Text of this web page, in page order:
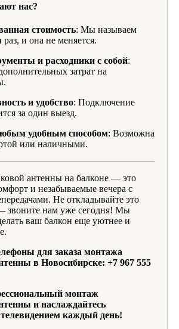
нас?
стоимость: Мы называем
и она не меняется.
и расходники с собой:
затрат на
и удобство: Подключение
за один выезд.
удобным способом: Возможна
или наличными.
антенны на балконе — это
и незабываемые вечера с
Не откладывайте это
звоните нам уже сегодня! Мы
ваш балкон еще уютнее и
для заказа монтажа
в Новосибирске: +7 967 555
монтаж
и наслаждайтесь
каждый день!